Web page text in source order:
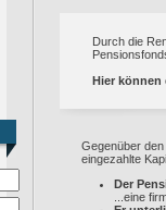
Durch die
Hier können
Gegenüber
eingezahlte
Der
...eine